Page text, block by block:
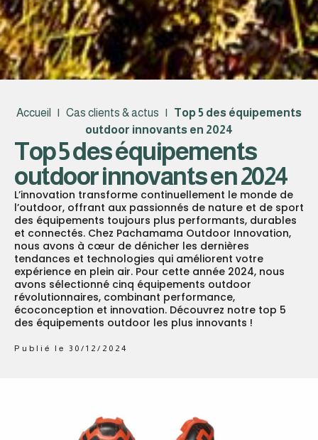
Accueil | Cas clients & actus |
Top 5 des équipements
outdoor innovants en 2024
Top 5 des équipements
outdoor innovants en 2024
L’innovation transforme continuellement le monde de
l’outdoor, offrant aux passionnés de nature et de sport
des équipements toujours plus performants, durables
et connectés. Chez Pachamama Outdoor Innovation,
nous avons à cœur de dénicher les dernières
tendances et technologies qui améliorent votre
expérience en plein air. Pour cette année 2024, nous
avons sélectionné cinq équipements outdoor
révolutionnaires, combinant performance,
écoconception et innovation. Découvrez notre top 5
des équipements outdoor les plus innovants !
Publié le 30/12/2024